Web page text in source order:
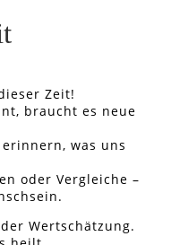
Zeit!
braucht es neue
was uns
oder Vergleiche –
Wertschätzung.